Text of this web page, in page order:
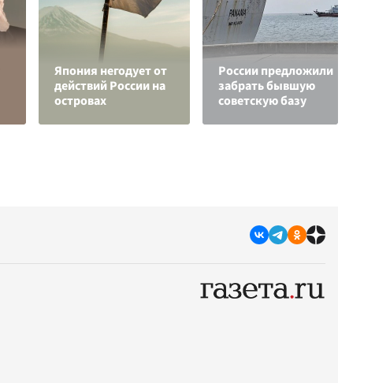
Япония негодует от
действий России на
островах
России предложили
забрать бывшую
советскую базу